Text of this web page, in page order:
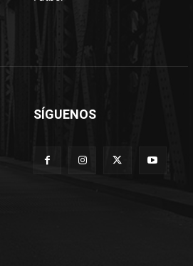
SÍGUENOS